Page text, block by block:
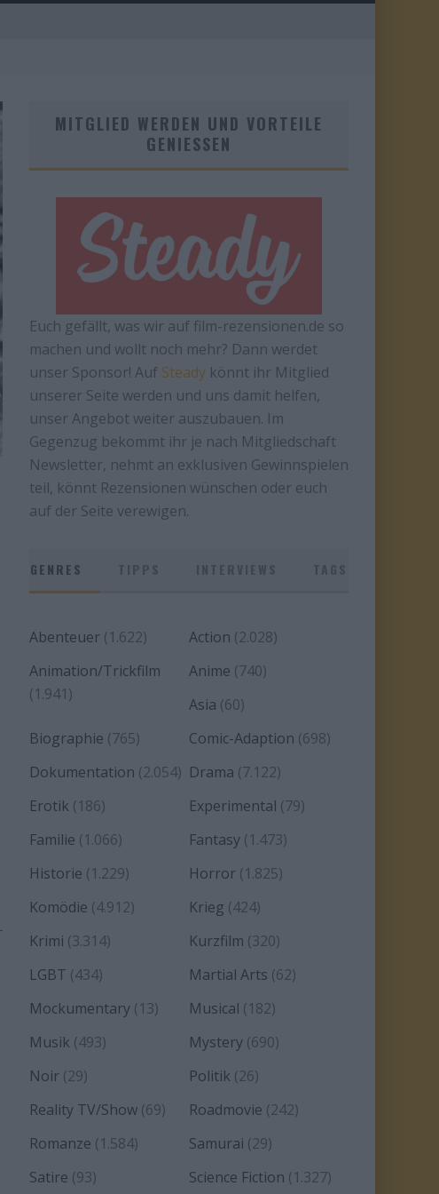
MITGLIED WERDEN UND VORTEILE
GENIESSEN
Euch gefällt, was wir auf film-rezensionen.de so
machen und wollt noch mehr? Dann werdet
unser Sponsor! Auf Steady könnt ihr Mitglied
unserer Seite werden und uns damit helfen,
unser Angebot weiter auszubauen. Im
Gegenzug bekommt ihr je nach Mitgliedschaft
Newsletter, nehmt an exklusiven Gewinnspielen
teil, könnt Rezensionen wünschen oder euch
auf der Seite verewigen.
GENRES
Abenteuer (1.622) Action (2.028)
Animation/Trickfilm
(1.941)
Anime (740)
Asia (60)
Biographie (765) Comic-Adaption (698)
Dokumentation (2.054) Drama (7.122)
Erotik (186) Experimental (79)
Familie (1.066) Fantasy(1.473)
Historie (1.229) Horror(1.825)
Komödie (4.912) Krieg (424)
Krimi (3.314) Kurzfilm (320)
LGBT (434) Martial Arts (62)
Mockumentary (13) Musical (182)
Musik (493) Mystery(690)
Noir (29) Politik (26)
Reality TV/Show (69) Roadmovie (242)
Romanze (1.584) Samurai (29)
Satire (93) Science Fiction (1.327)